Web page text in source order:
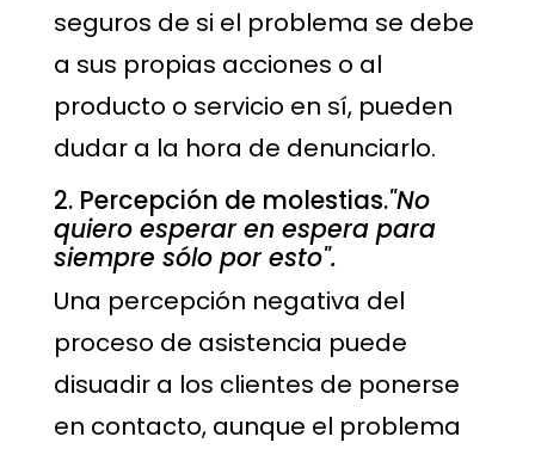
seguros de si el problema se debe
a sus propias acciones o al
producto o servicio en sí, pueden
dudar a la hora de denunciarlo.
2. Percepción de molestias."No
quiero esperar en espera para
siempre sólo por esto".
Una percepción negativa del
proceso de asistencia puede
disuadir a los clientes de ponerse
en contacto, aunque el problema